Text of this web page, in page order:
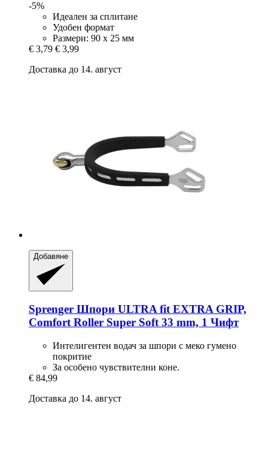
-5%
Идеален за сплитане
Удобен формат
Размери: 90 x 25 мм
€ 3,79 € 3,99
Доставка до 14. август
Добавяне
Sprenger Шпори ULTRA fit EXTRA GRIP,
Comfort Roller Super Soft 33 mm, 1 Чифт
Интелигентен водач за шпори с меко гумено
покритие
За особено чувствителни коне.
€ 84,99
Доставка до 14. август